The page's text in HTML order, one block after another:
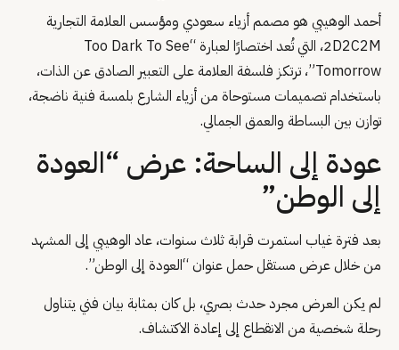
أحمد الوهيبي هو مصمم أزياء سعودي ومؤسس العلامة التجارية
2D2C2M، التي تُعد اختصارًا لعبارة “Too Dark To See
Tomorrow”، ترتكز فلسفة العلامة على التعبير الصادق عن الذات،
باستخدام تصميمات مستوحاة من أزياء الشارع بلمسة فنية ناضجة،
توازن بين البساطة والعمق الجمالي.
عودة إلى الساحة: عرض “العودة
إلى الوطن”
بعد فترة غياب استمرت قرابة ثلاث سنوات، عاد الوهيبي إلى المشهد
من خلال عرض مستقل حمل عنوان “العودة إلى الوطن”.
لم يكن العرض مجرد حدث بصري، بل كان بمثابة بيان فني يتناول
رحلة شخصية من الانقطاع إلى إعادة الاكتشاف.